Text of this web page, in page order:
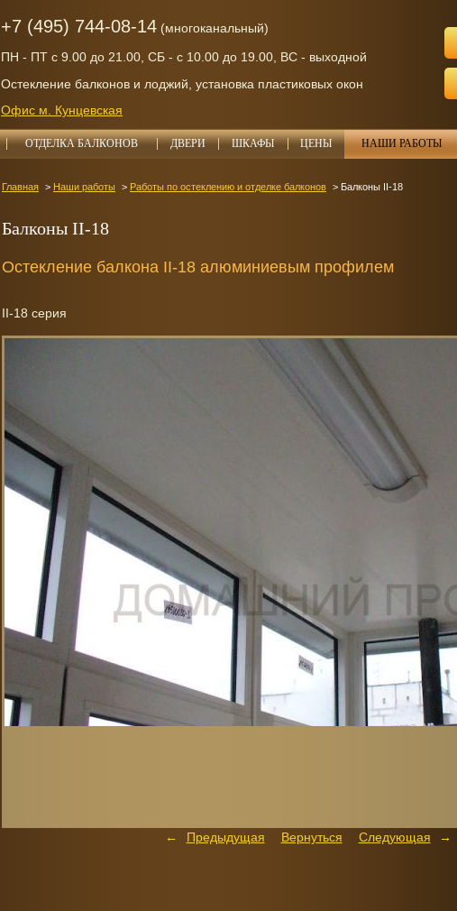
+7 (495) 744-08-14 (многоканальный)
ПН - ПТ с 9.00 до 21.00, СБ - с 10.00 до 19.00, ВС - выходной
Остекление балконов и лоджий, установка пластиковых окон
Офис м. Кунцевская
ОТДЕЛКА БАЛКОНОВ ДВЕРИ ШКАФЫ ЦЕНЫ НАШИ РАБОТЫ
Главная Наши работы Работы по остеклению и отделке балконов Балконы II-18
Балконы II-18
Остекление балкона II-18 алюминиевым профилем
II-18 серия
Предыдущая Вернуться Следующая